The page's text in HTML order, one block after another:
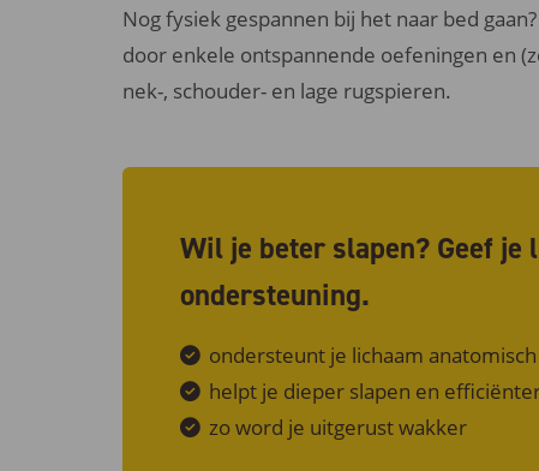
Nog fysiek gespannen bij het naar bed
door enkele ontspannende oefeningen en
nek-, schouder- en lage rugspieren.
Wil je beter slapen? Geef je
ondersteuning.
ondersteunt je lichaam
helpt je dieper slapen en
zo word je uitgerust wakker